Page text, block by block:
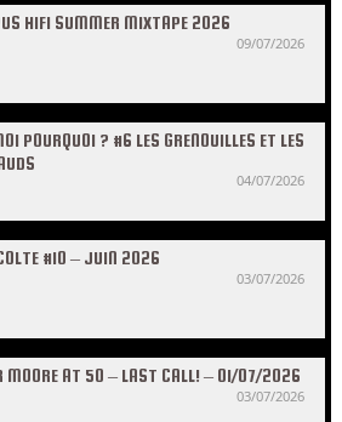
HIFI SUMMER MIXTAPE 2026
09/07/2026
POURQUOI ? #6 LES GRENOUILLES ET LES
04/07/2026
#10 – JUIN 2026
03/07/2026
MOORE AT 50 – LAST CALL! – 01/07/2026
03/07/2026